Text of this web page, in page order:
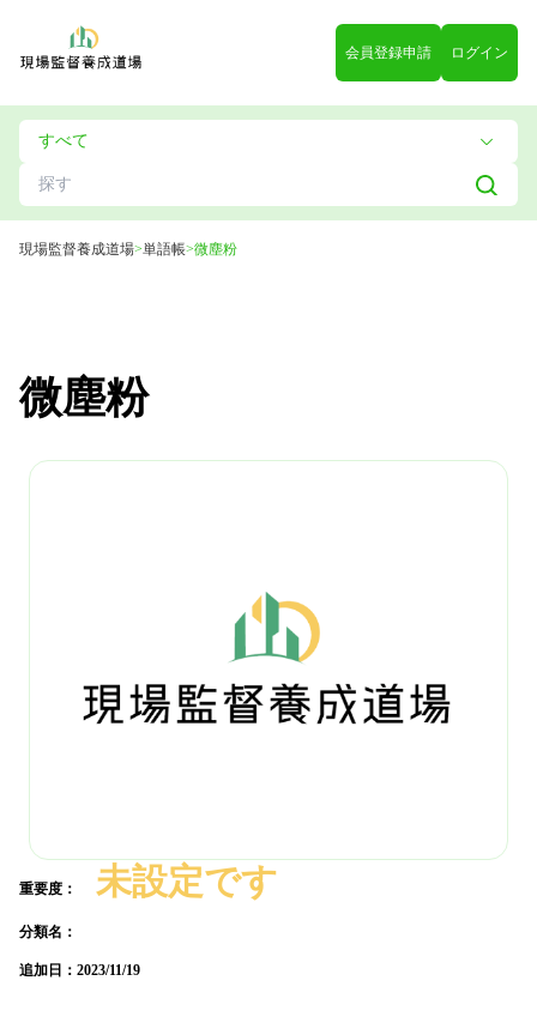
会員登録申請 ログイン
現場監督養成道場>単語帳>微塵粉
微塵粉
重要度： 未設定です
分類名：
追加日： 2023/11/19